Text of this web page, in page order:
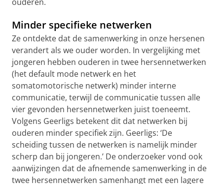
Minder specifieke netwerken
Ze ontdekte dat de samenwerking in onze hersenen
verandert als we ouder worden. In vergelijking met
jongeren hebben ouderen in twee hersennetwerken
(het default mode netwerk en het
somatomotorische netwerk) minder interne
communicatie, terwijl de communicatie tussen alle
vier gevonden hersennetwerken juist toeneemt.
Volgens Geerligs betekent dit dat netwerken bij
ouderen minder specifiek zijn. Geerligs: ‘De
scheiding tussen de netwerken is namelijk minder
scherp dan bij jongeren.’ De onderzoeker vond ook
aanwijzingen dat de afnemende samenwerking in de
twee hersennetwerken samenhangt met een lagere